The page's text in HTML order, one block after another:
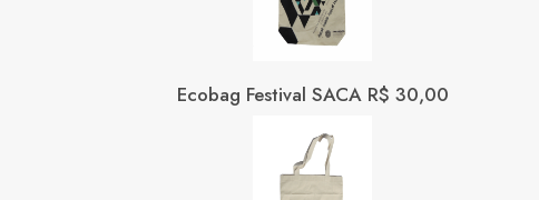
Ecobag Festival SACA R$ 30,00